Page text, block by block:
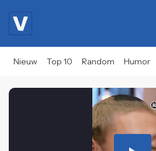
Nieuw Top 10 Random Humor